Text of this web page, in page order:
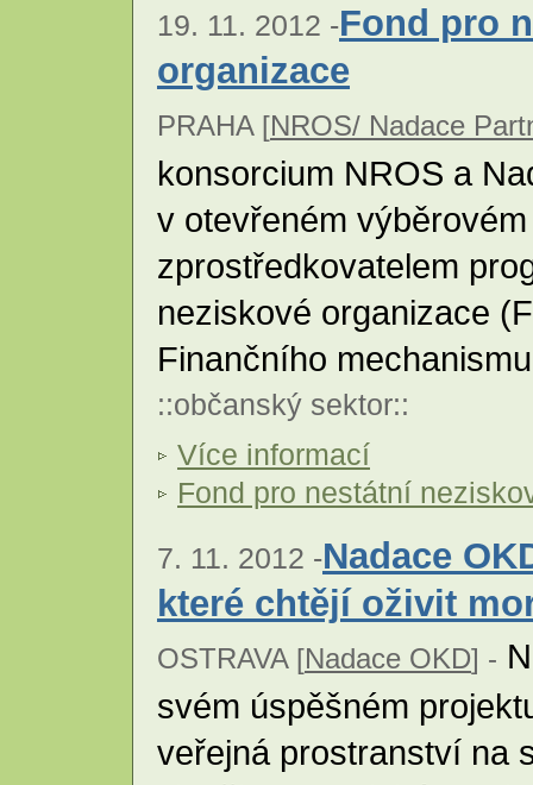
19. 11. 2012 -Fond pro
organizace
PRAHA [NROS/ Nadace
konsorcium NROS a
v otevřeném
zprostředkovatelem
neziskové organizace
Finančního
::občanský sektor::
Více informací
Fond pro nestátní
7. 11. 2012 -Nadace
které chtějí oživit
OSTRAVA [Nadace OKD] -
svém úspěšném
veřejná prostranství na